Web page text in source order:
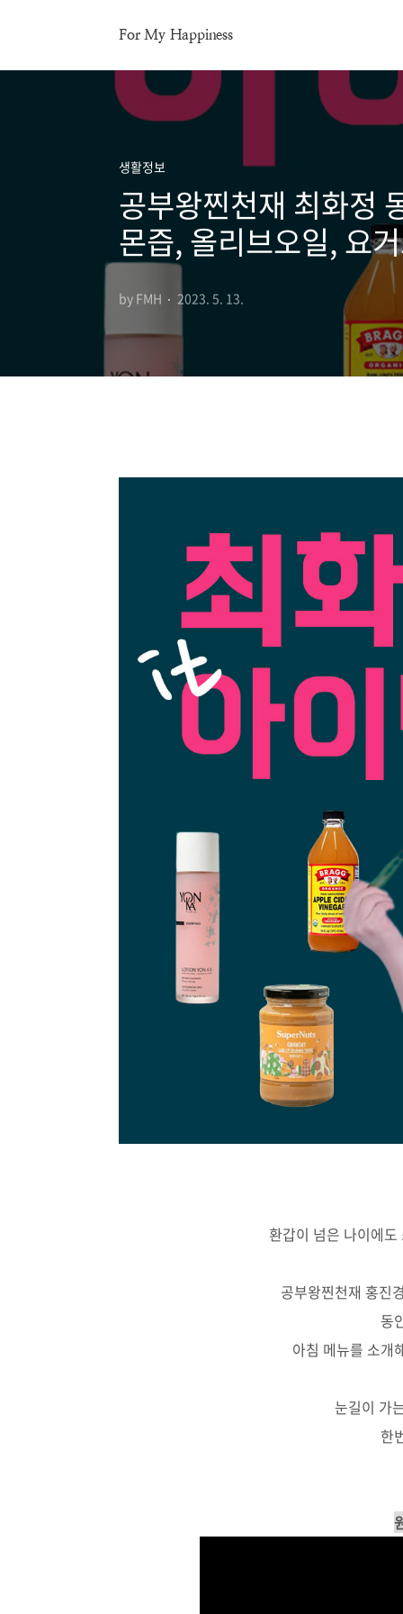
For My Happiness
생활정보
공부왕찐천재 최화정
몬즙, 올리브오일, 요
by FMH 2023. 5. 13.
환갑이 넘은 나이에
공부왕찐천재 홍진
동
아침 메뉴를 소개
눈길이 가
한